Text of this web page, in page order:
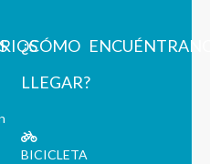
¿CÓMO
LLEGAR?
BICICLETA